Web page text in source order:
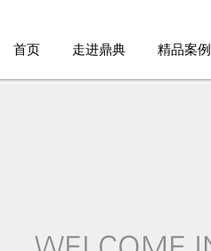
首页 走进鼎典 精品案例